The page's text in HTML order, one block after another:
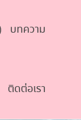
บทความ
ติดต่อเรา